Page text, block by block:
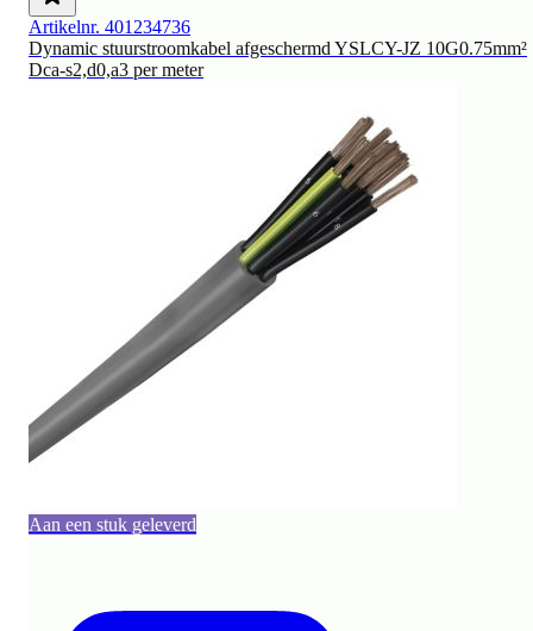
Artikelnr. 401234736
Dynamic stuurstroomkabel afgeschermd YSLCY-JZ 10G0.75mm²
Dca-s2,d0,a3 per meter
Aan een stuk geleverd